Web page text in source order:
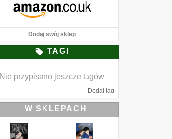
Dodaj swój sklep
TAGI
Nie przypisano jeszcze tagów
Dodaj tag
W SKLEPACH